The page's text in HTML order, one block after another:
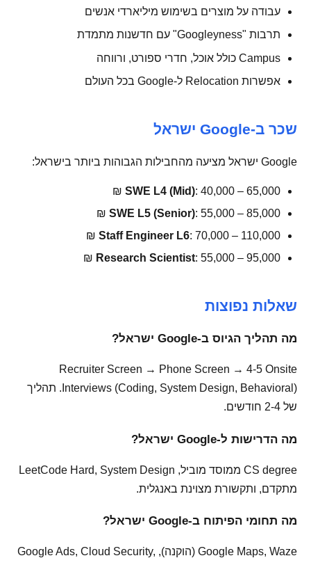
עבודה על מוצרים בשימוש מיליארדי אנשים
תרבות "Googleyness" עם חדשנות מתמדת
Campus כולל אוכל, חדרי ספורט, ורווחה
אפשרות Relocation ל-Google בכל העולם
שכר ב-Google ישראל
Google ישראל מציעה מהחבילות הגבוהות ביותר בישראל:
SWE L4 (Mid): 40,000 – 65,000 ₪
SWE L5 (Senior): 55,000 – 85,000 ₪
Staff Engineer L6: 70,000 – 110,000 ₪
Research Scientist: 55,000 – 95,000 ₪
שאלות נפוצות
מה תהליך הגיוס ב-Google ישראל?
Recruiter Screen → Phone Screen → 4-5 Onsite
Interviews (Coding, System Design, Behavioral). תהליך
של 2-4 חודשים.
מה הדרישות ל-Google ישראל?
CS degree ממוסד מוביל, LeetCode Hard, System Design
מתקדם, ותקשורת מצוינת באנגלית.
מה תחומי הפיתוח ב-Google ישראל?
Google Maps, Waze (הוקנה), Google Ads, Cloud Security,